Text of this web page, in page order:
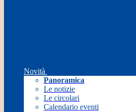
Novità
Panoramica
Le notizie
Le circolari
Calendario eventi